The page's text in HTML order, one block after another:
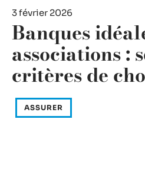
3 février 2026
Banques
associations :
critères de
ASSURER